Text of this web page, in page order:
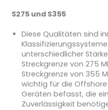
S275 und S355
Diese Qualitäten sind
unterschiedlicher
Streckgrenze von 275
Streckgrenze von 355
wichtig für die
Geräten befasst, die
Zuverlässigkeit